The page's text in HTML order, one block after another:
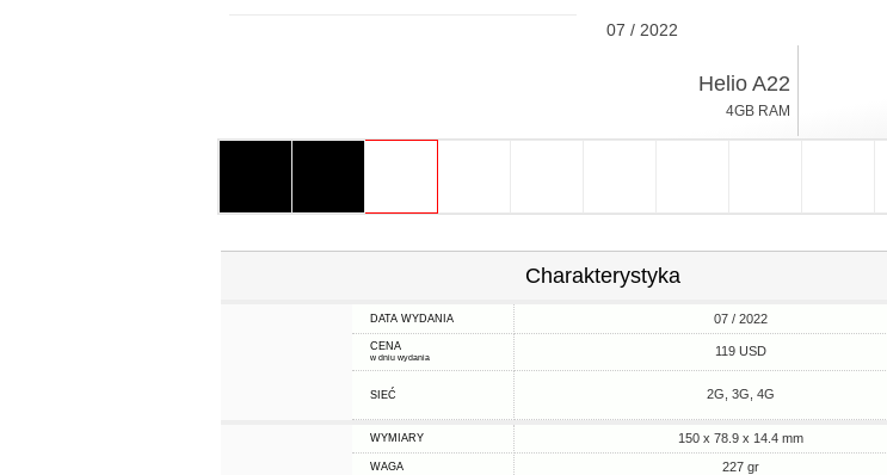
07 / 2022
Helio A22
4GB RAM
Charakterystyka
DATA WYDANIA 07 / 2022
CENA
w dniu wydania 119 USD
SIEĆ 2G, 3G, 4G
WYMIARY 150 x 78.9 x 14.4 mm
WAGA 227 gr